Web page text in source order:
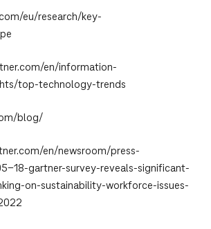
eu/research/key-
en/information-
top-technology-trends
blog/
en/newsroom/press-
18-gartner-survey-reveals-significant-
on-sustainability-workforce-issues-